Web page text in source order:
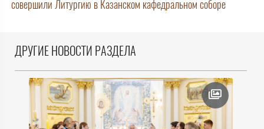
совершили Литургию в Казанском кафедральном соборе
ДРУГИЕ НОВОСТИ РАЗДЕЛА